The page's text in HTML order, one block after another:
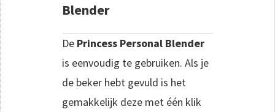
Blender
De Princess Personal Blender
is eenvoudig te gebruiken. Als je
de beker hebt gevuld is het
gemakkelijk deze met één klik